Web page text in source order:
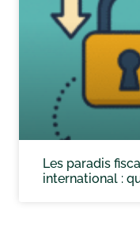
Les paradis
international :